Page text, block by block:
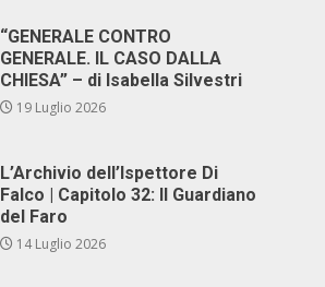
“GENERALE CONTRO
GENERALE. IL CASO DALLA
CHIESA” – di Isabella Silvestri
19 Luglio 2026
L’Archivio dell’Ispettore Di
Falco | Capitolo 32: Il Guardiano
del Faro
14 Luglio 2026